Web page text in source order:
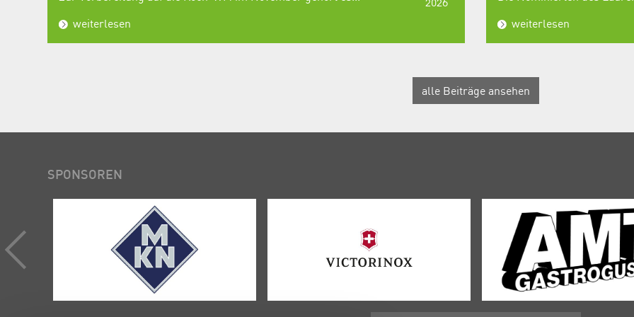
weiterlesen
weiterlesen
alle Beiträge ansehen
SPONSOREN